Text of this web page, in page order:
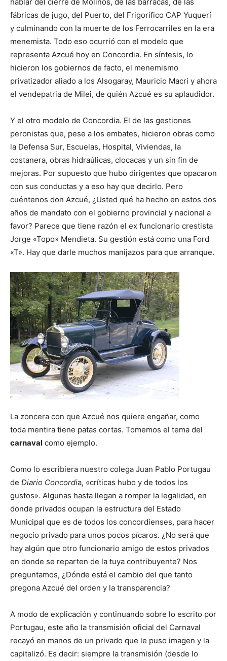
fábricas de jugo, del Puerto, del Frigorífico CAP Yuquerí
y culminando con la muerte de los Ferrocarriles en la era
menemista. Todo eso ocurrió con el modelo que
representa Azcué hoy en Concordia. En síntesis, lo
hicieron los gobiernos de facto, el menemismo
privatizador aliado a los Alsogaray, Mauricio Macri y ahora
el vendepatria de Milei, de quién Azcué es su aplaudidor.
Y el otro modelo de Concordia. El de las gestiones
peronistas que, pese a los embates, hicieron obras como
la Defensa Sur, Escuelas, Hospital, Viviendas, la
costanera, obras hidraúlicas, clocacas y un sin fin de
mejoras. Por supuesto que hubo dirigentes que opacaron
con sus conductas y a eso hay que decirlo. Pero
cuéntenos don Azcué, ¿Usted qué ha hecho en estos dos
años de mandato con el gobierno provincial y nacional a
favor? Parece que tiene razón el ex funcionario crestista
Jorge «Topo» Mendieta. Su gestión está como una Ford
«T». Hay que darle muchos manijazos para que arranque.
La zoncera con que Azcué nos quiere engañar, como
toda mentira tiene patas cortas. Tomemos el tema del
carnaval como ejemplo.
Como lo escribiera nuestro colega Juan Pablo Portugau
de Diario Concordia, «críticas hubo y de todos los
gustos». Algunas hasta llegan a romper la legalidad, en
donde privados ocupan la estructura del Estado
Municipal que es de todos los concordienses, para hacer
negocio privado para unos pocos pícaros. ¿No será que
hay algún que otro funcionario amigo de estos privados
en donde se reparten de la tuya contribuyente? Nos
preguntamos, ¿Dónde está el cambio del que tanto
pregona Azcué del orden y la transparencia?
A modo de explicación y continuando sobre lo escrito por
Portugau, este año la transmisión oficial del Carnaval
recayó en manos de un privado que le puso imagen y la
capitalizó. Es decir: siempre la transmisión (desde lo